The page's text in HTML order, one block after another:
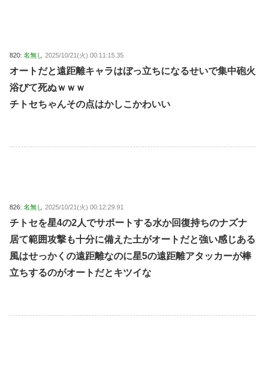
820: 名無し 2025/10/21(火) 00:11:15.35
オートだと遠距離キャラはぼっ立ちになるせいで集中砲火
浴びて死ぬｗｗｗ
チトセちゃんその点はかしこかわいい
826: 名無し 2025/10/21(火) 00:12:29.91
チトセを星4の2人でサポートする水か回復持ちのナズナ
居て範囲攻撃も十分に備えた土がオートだと強い感じある
風はせっかくの遠距離なのに星5の遠距離アタッカーが棒
立ちするのがオートだとキツイな